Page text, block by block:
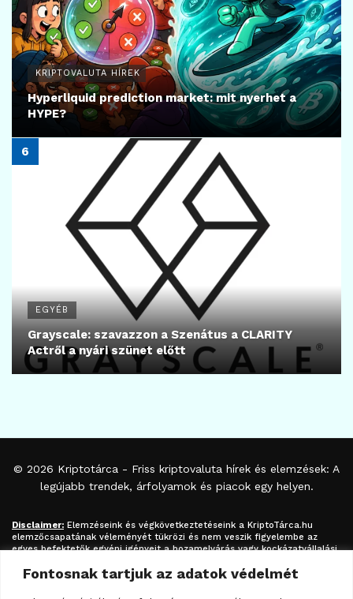
Fontosnak tartjuk az adatok védelmét
KRIPTOVALUTA HÍREK
Hyperliquid prediction market: mit nyerhet a
HYPE?
EGYÉB
Grayscale: szavazzon a Szenátus a CLARITY
Actről a nyári szünet előtt
© 2026 Kriptotárca - Friss kriptovaluta hírek és elemzések: A
legújabb trendek, árfolyamok és piacok egy helyen.
Disclaimer: Elemzéseink és végkövetkeztetéseink a KriptoTárca.hu
elemzőcsapatának véleményét tükrözi és nem veszik figyelembe az
egyes befektetők egyéni igényeit a hozamelvárás vagy kockázatvállalási
befektetési tanácsadásnak, befektetési ajánlásnak, értékpapír /
kriptovaluta / token / ICO / cloud mining stb. jegyzésére / vételére /
eladására vonatkozó felhívásnak azok kizárólag tájékoztatásul